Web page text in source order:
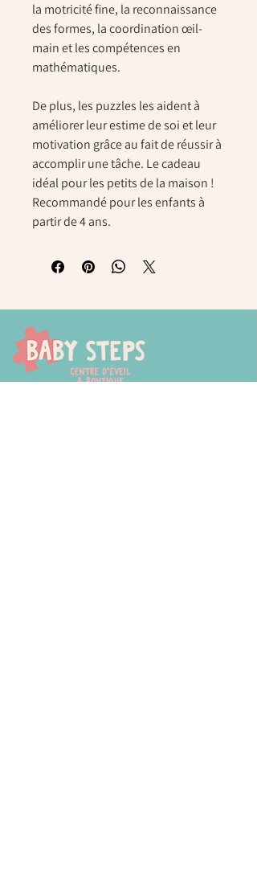
la motricité fine, la reconnaissance
des formes, la coordination œil-
main et les compétences en
mathématiques.
De plus, les puzzles les aident à
améliorer leur estime de soi et leur
motivation grâce au fait de réussir à
accomplir une tâche. Le cadeau
idéal pour les petits de la maison !
Recommandé pour les enfants à
partir de 4 ans.